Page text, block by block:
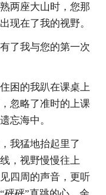
两座大山时，您那
现在了我的视野。
了我与您的第一次
困的我趴在课桌上
忽略了准时的上课
忘海中。
我猛地抬起里了
，视野慢慢往上
四周的声音，更听